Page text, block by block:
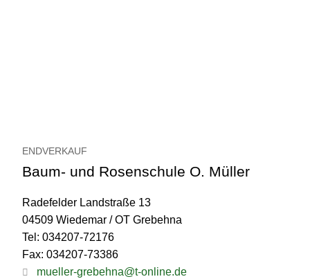
ENDVERKAUF
Baum- und Rosenschule O. Müller
Radefelder Landstraße 13
04509 Wiedemar / OT Grebehna
Tel: 034207-72176
Fax: 034207-73386
mueller-grebehna@t-online.de